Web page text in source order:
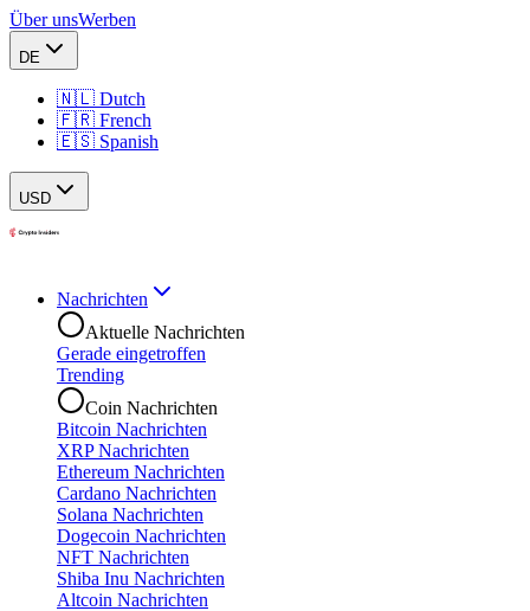
Über unsWerben
DE
🇳🇱 Dutch
🇫🇷 French
🇪🇸 Spanish
USD
Nachrichten
Aktuelle Nachrichten
Gerade eingetroffen
Trending
Coin Nachrichten
Bitcoin Nachrichten
XRP Nachrichten
Ethereum Nachrichten
Cardano Nachrichten
Solana Nachrichten
Dogecoin Nachrichten
NFT Nachrichten
Shiba Inu Nachrichten
Altcoin Nachrichten